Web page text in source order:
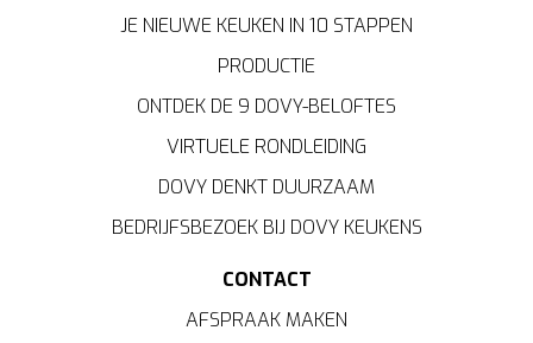
JE NIEUWE KEUKEN IN 10 STAPPEN
PRODUCTIE
ONTDEK DE 9 DOVY-BELOFTES
VIRTUELE RONDLEIDING
DOVY DENKT DUURZAAM
BEDRIJFSBEZOEK BIJ DOVY KEUKENS
CONTACT
AFSPRAAK MAKEN